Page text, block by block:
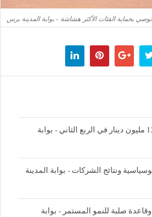
بحماية الفئات الأكثر هشاشة - بوابة المدينة برس
«الاستثمارات الوطنية» تربح 12.3 مليون دينار في الربع الثاني - بوابة
ونتائج الشركات - بوابة المدينة
صلبة للنمو المستمر - بوابة